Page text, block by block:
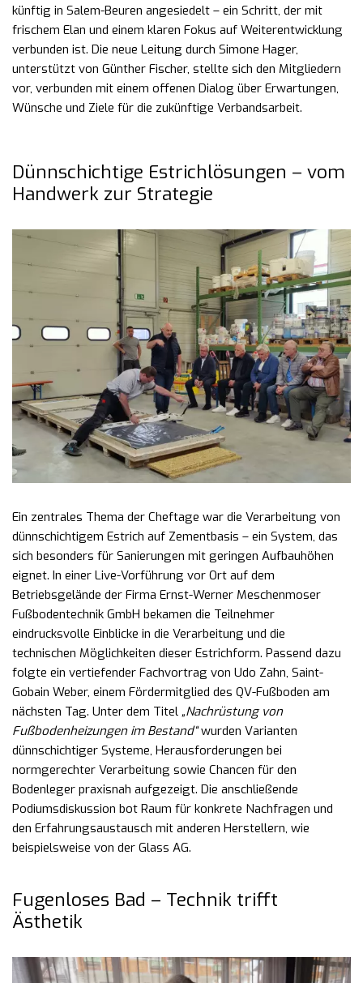
künftig in Salem-Beuren angesiedelt – ein Schritt, der mit
frischem Elan und einem klaren Fokus auf Weiterentwicklung
verbunden ist. Die neue Leitung durch Simone Hager,
unterstützt von Günther Fischer, stellte sich den Mitgliedern
vor, verbunden mit einem offenen Dialog über Erwartungen,
Wünsche und Ziele für die zukünftige Verbandsarbeit.
Dünnschichtige Estrichlösungen – vom
Handwerk zur Strategie
Ein zentrales Thema der Cheftage war die Verarbeitung von
dünnschichtigem Estrich auf Zementbasis – ein System, das
sich besonders für Sanierungen mit geringen Aufbauhöhen
eignet. In einer Live-Vorführung vor Ort auf dem
Betriebsgelände der Firma Ernst-Werner Meschenmoser
Fußbodentechnik GmbH bekamen die Teilnehmer
eindrucksvolle Einblicke in die Verarbeitung und die
technischen Möglichkeiten dieser Estrichform. Passend dazu
folgte ein vertiefender Fachvortrag von Udo Zahn, Saint-
Gobain Weber, einem Fördermitglied des QV-Fußboden am
nächsten Tag. Unter dem Titel „Nachrüstung von
Fußbodenheizungen im Bestand“wurden Varianten
dünnschichtiger Systeme, Herausforderungen bei
normgerechter Verarbeitung sowie Chancen für den
Bodenleger praxisnah aufgezeigt. Die anschließende
Podiumsdiskussion bot Raum für konkrete Nachfragen und
den Erfahrungsaustausch mit anderen Herstellern, wie
beispielsweise von der Glass AG.
Fugenloses Bad – Technik trifft
Ästhetik